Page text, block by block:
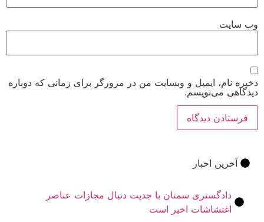
ایمیل و وبسایت من در مرورگر برای زمانی که دوباره
می‌نویسم.
اخبار
سمنان با جدیت دنبال مجازات عناصر
اخیر است